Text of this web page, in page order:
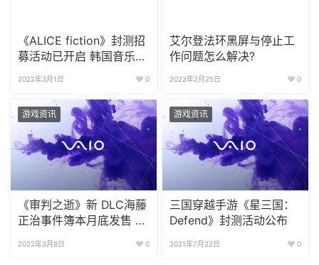
《ALICE fiction》封测招
募活动已开启 韩国音乐人
2022年3月1日 0
艾尔登法环黑屏与停止工
作问题怎么解决?
2022年2月25日 0
游戏资讯
《审判之逝》新 DLC海藤
正治事件簿本月底发售 4
2022年3月8日 0
游戏资讯
三国穿越手游《星三国：
Defend》封测活动公布
2021年7月22日 0